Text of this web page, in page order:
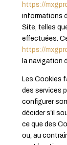
https://
informations
Site, telles
effectuées.
https://
la navigation
Les Cookies
des services
configurer
décider s’il
ce que des
ou, au